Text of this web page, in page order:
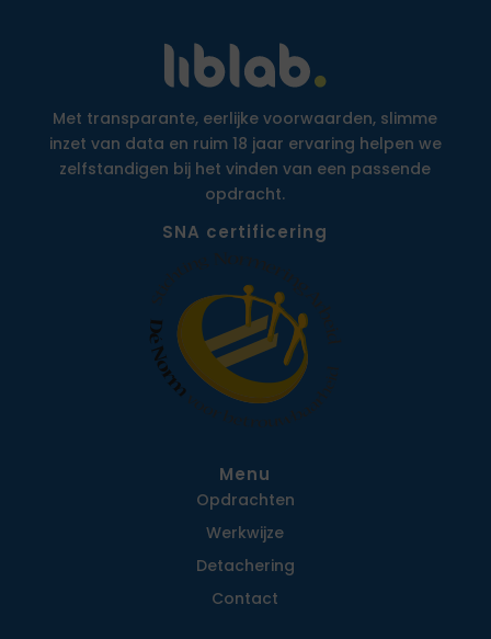
Met transparante, eerlijke voorwaarden, slimme
inzet van data en ruim 18 jaar ervaring helpen we
zelfstandigen bij het vinden van een passende
opdracht.
SNA certificering
Menu
Opdrachten
Werkwijze
Detachering
Contact